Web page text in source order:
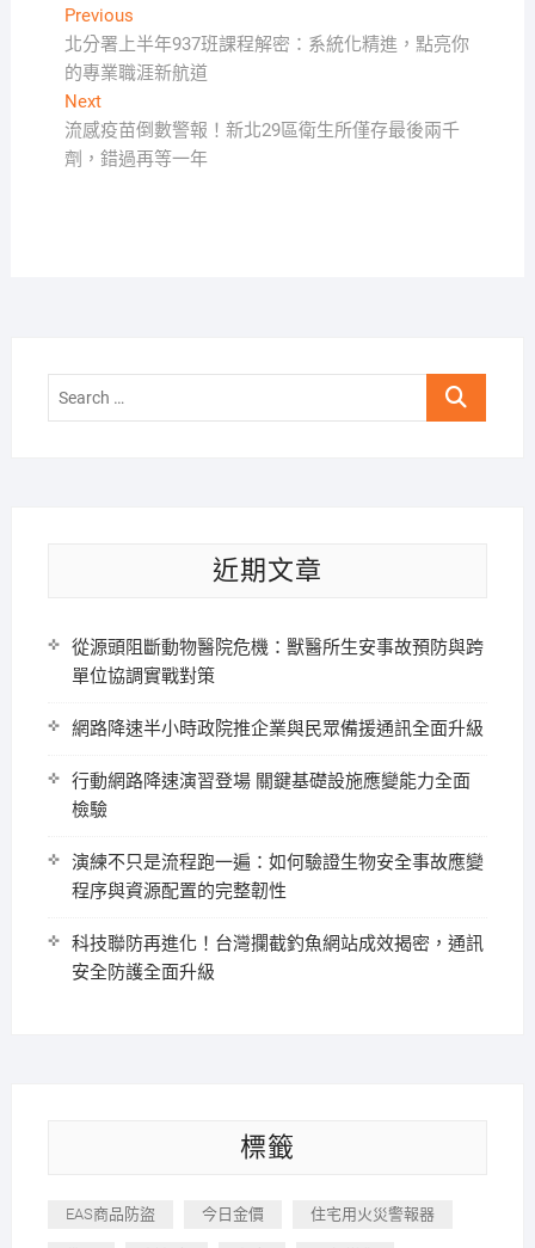
文
章
導
覽
PreviousPrevious
post:
北分署上半年937班課程解密：系統化精進，點亮你
的專業職涯新航道
NextNext
post:
流感疫苗倒數警報！新北29區衛生所僅存最後兩千
劑，錯過再等一年
Search
近期文章
從源頭阻斷動物醫院危機：獸醫所生安事故預防與跨
單位協調實戰對策
網路降速半小時政院推企業與民眾備援通訊全面升級
行動網路降速演習登場 關鍵基礎設施應變能力全面
檢驗
演練不只是流程跑一遍：如何驗證生物安全事故應變
程序與資源配置的完整韌性
科技聯防再進化！台灣攔截釣魚網站成效揭密，通訊
安全防護全面升級
標籤
EAS商品防盜 今日金價 住宅用火災警報器